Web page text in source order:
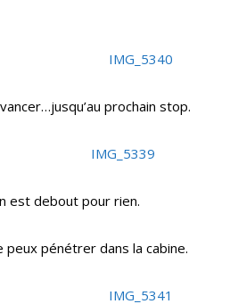
prochain stop.
est debout pour rien.
pénétrer dans la cabine.